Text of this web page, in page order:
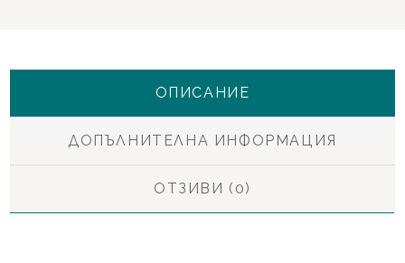
ОПИСАНИЕ
ДОПЪЛНИТЕЛНА ИНФОРМАЦИЯ
ОТЗИВИ (0)